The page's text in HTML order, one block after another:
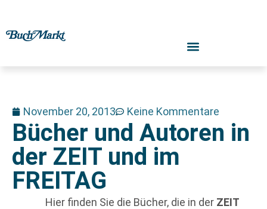
November 20, 2013 Keine Kommentare
Bücher und Autoren in
der ZEIT und im
FREITAG
Hier finden Sie die Bücher, die in der ZEIT